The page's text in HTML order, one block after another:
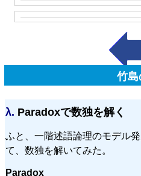
竹島
λ. Paradoxで数独を解く
ふと、一階述語論理のモデル
て、数独を解いてみた。
Paradox